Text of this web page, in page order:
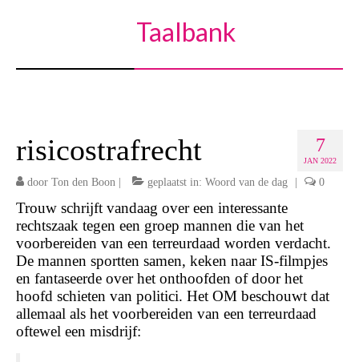
Taalbank
7
JAN 2022
risicostrafrecht
door Ton den Boon geplaatst in: Woord van de dag 0
Trouw schrijft vandaag over een interessante
rechtszaak tegen een groep mannen die van het
voorbereiden van een terreurdaad worden verdacht.
De mannen sportten samen, keken naar IS-filmpjes
en fantaseerde over het onthoofden of door het
hoofd schieten van politici. Het OM beschouwt dat
allemaal als het voorbereiden van een terreurdaad
oftewel een misdrijf: